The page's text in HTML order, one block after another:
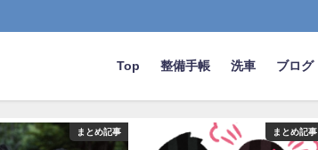
Top 整備手帳 洗車 ブログ
まとめ記事 まとめ記事